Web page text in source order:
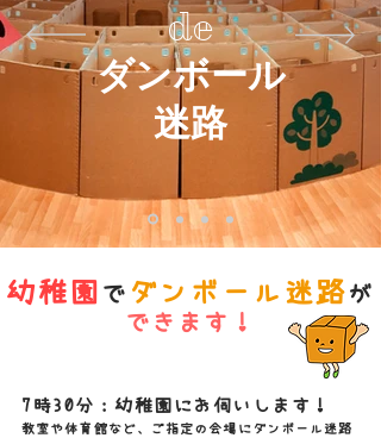
de
​ダンボール
迷路
​幼稚園 で ダンボール迷路 が
できます！
7時30分：幼稚園にお伺いします！
​教室や体育館など、ご指定の会場にダンボール迷路